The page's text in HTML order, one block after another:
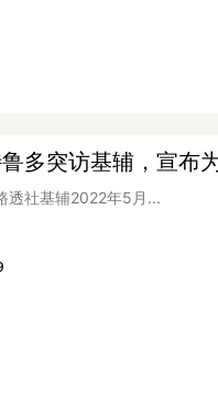
多突访基辅，宣布
透社基辅2022年5月...